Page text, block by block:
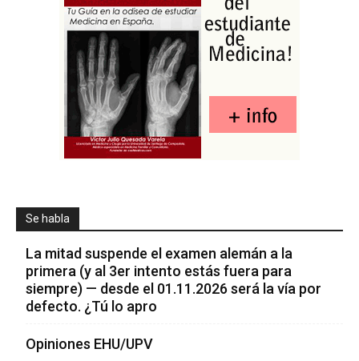
Se habla
La mitad suspende el examen alemán a la
primera (y al 3er intento estás fuera para
siempre) — desde el 01.11.2026 será la vía por
defecto. ¿Tú lo apro
Opiniones EHU/UPV